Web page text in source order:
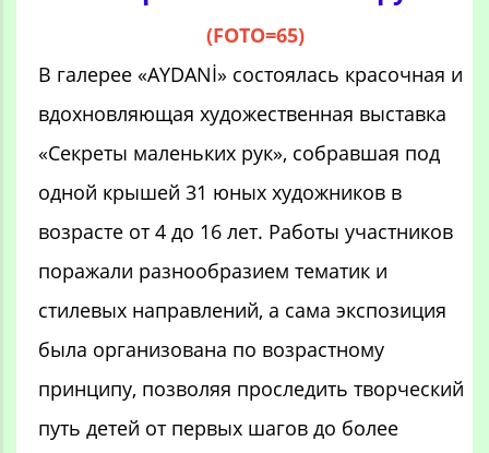
(FOTO=65)
В галерее «AYDANİ» состоялась красочная и
вдохновляющая художественная выставка
«Секреты маленьких рук», собравшая под
одной крышей 31 юных художников в
возрасте от 4 до 16 лет. Работы участников
поражали разнообразием тематик и
стилевых направлений, а сама экспозиция
была организована по возрастному
принципу, позволяя проследить творческий
путь детей от первых шагов до более